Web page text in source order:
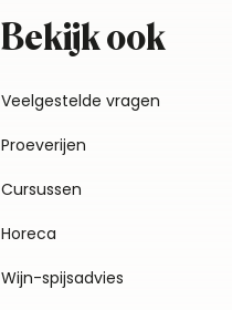
Bekijk ook
Veelgestelde vragen
Proeverijen
Cursussen
Horeca
Wijn-spijsadvies